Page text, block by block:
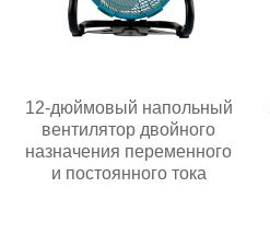
12-дюймовый напольный
вентилятор двойного
назначения переменного
и постоянного тока